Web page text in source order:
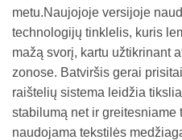
metu.Naujojoje versijoje
technologijų tinklelis, kuris
mažą svorį, kartu užtikrinant
zonose. Batviršis gerai
raištelių sistema leidžia
stabilumą net ir greitesniame
naudojama tekstilės